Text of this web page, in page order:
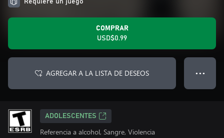
Requiere un juego
COMPRAR
USD$0.99
AGREGAR A LA LISTA DE DESEOS ● ● ●
ADOLESCENTES
Referencia a alcohol, Sangre, Violencia